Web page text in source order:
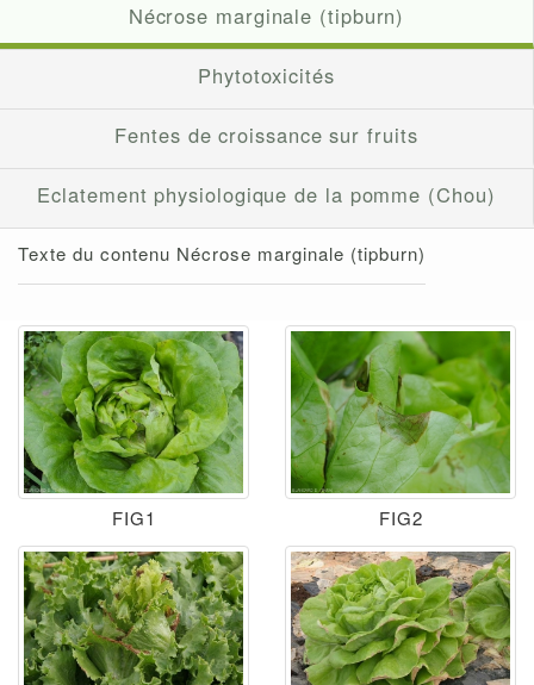
Nécrose marginale (tipburn)
Phytotoxicités
Fentes de croissance sur fruits
Eclatement physiologique de la pomme (Chou)
Texte du contenu Nécrose marginale (tipburn)
FIG1 FIG2